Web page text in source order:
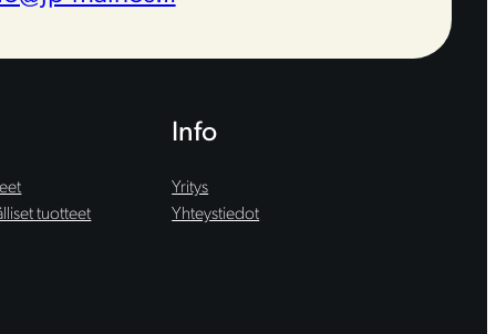
tuotteet
Info
Yritys
Yhteystiedot